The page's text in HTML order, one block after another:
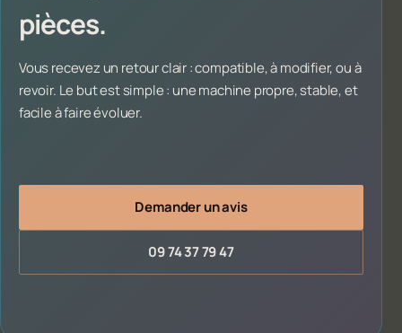
pièces.
Vous recevez un retour clair : compatible, à modifier, ou à
revoir. Le but est simple : une machine propre, stable, et
facile à faire évoluer.
Demander un avis
09 74 37 79 47